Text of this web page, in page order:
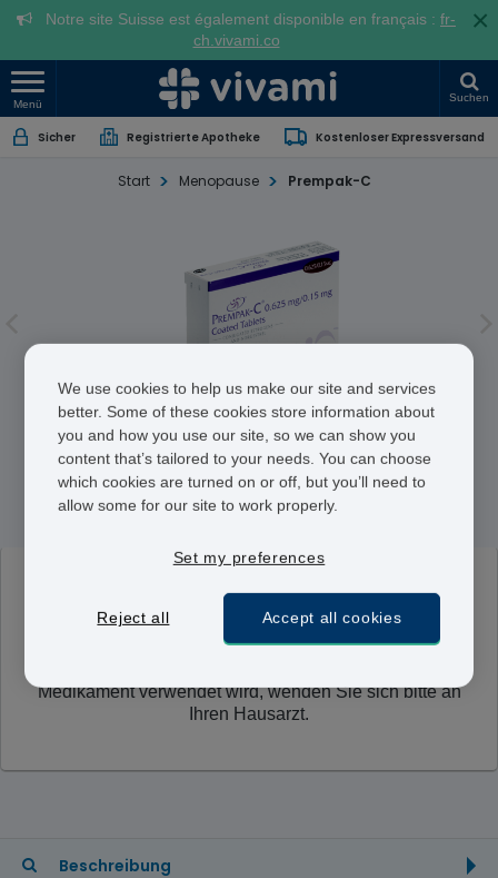
Notre site Suisse est également disponible en français : fr-
ch.vivami.co
×
Menü
Suchen
Sicher Registrierte Apotheke Kostenloser Expressversand
Start Menopause Prempak-C
Prempak-C
Conjugated Oestrogens/Norgestrel
WICHTIGER HINWEIS:
Dieses Medikament wird
derzeit nicht von unserer Versandapotheke verkauft.
Diese Seite dient lediglich zur Information. Wenn Sie
Medikament verwendet wird, wenden Sie sich bitte an
Ihren Hausarzt.
Beschreibung
We use cookies to help us make our site and services
better. Some of these cookies store information about
you and how you use our site, so we can show you
content that’s tailored to your needs. You can choose
which cookies are turned on or off, but you’ll need to
allow some for our site to work properly.
Set my preferences
Reject all Accept all cookies